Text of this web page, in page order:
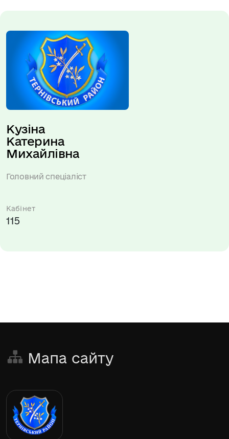
Кузіна
Катерина
Михайлівна
Головний спеціаліст
Кабінет
115
Мапа сайту